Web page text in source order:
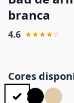
branca
4.6 ★★★★☆
Cores